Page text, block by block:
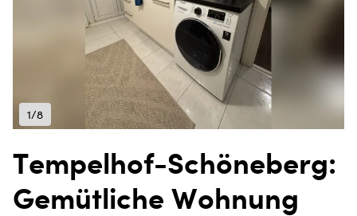
1/8
Tempelhof-Schöneberg:
Gemütliche Wohnung